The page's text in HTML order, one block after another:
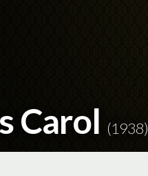
Carol (1938)